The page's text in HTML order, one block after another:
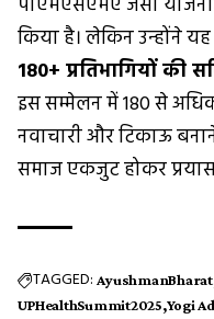
किया है। लेकिन उन्होंने
180+ प्रतिभागियों की
इस सम्मेलन में 180 से अधिक
नवाचारी और टिकाऊ
समाज एकजुट होकर
TAGGED: AyushmanBharat
UPHealthSummit2025 Yogi